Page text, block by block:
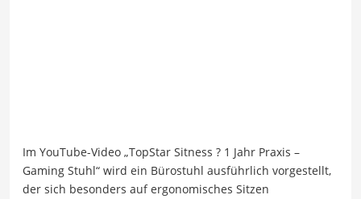
Im YouTube-Video „TopStar Sitness ? 1 Jahr Praxis –
Gaming Stuhl“ wird ein Bürostuhl ausführlich vorgestellt,
der sich besonders auf ergonomisches Sitzen